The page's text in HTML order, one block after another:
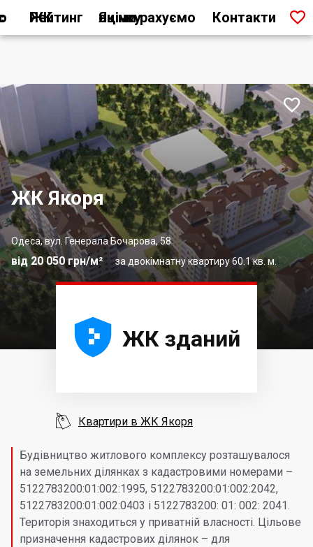
Рейтинг ЖК Як ми рахуємо оцінку Контакти 
ЖК Якоря
Одеса, вул. Генерала Бочарова, 58
за двокімнатну квартиру 60.1 кв. м.
від 20 050 грн/м²

Будівництво житлового комплексу розташувалося
на земельних ділянках з кадастровими номерами –
5122783200:01:002:1995, 5122783200:01:002:2042,
5122783200:01:002:0403 і 5122783200: 01: 002: 2041.
Територія знаходиться у приватній власності. Цільове
призначення кадастрових ділянок – для




 ЖК зданий
 Квартири в ЖК Якоря